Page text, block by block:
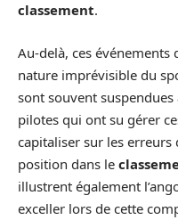
classement.
Au-delà, ces
nature imprévisible du
sont souvent suspendues
pilotes qui ont su gérer
capitaliser sur les
position dans le
illustrent également
exceller lors de cette